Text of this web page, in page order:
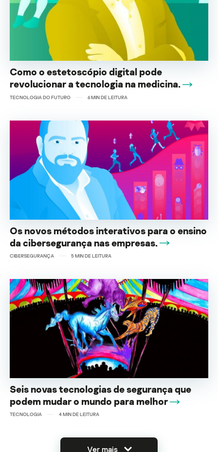
Como o estetoscópio digital pode
revolucionar a tecnologia na medicina.
TECNOLOGIA DO FUTURO 6MIN DE LEITURA
Os novos métodos interativos para o ensino
da cibersegurança nas empresas.
CIBERSEGURANÇA 5MIN DE LEITURA
Seis novas tecnologias de segurança que
podem mudar o mundo para melhor
TECNOLOGIA 4MIN DE LEITURA
Ver mais